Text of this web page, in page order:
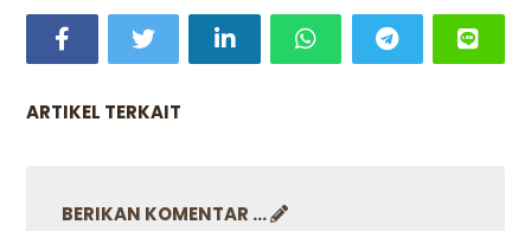
ARTIKEL TERKAIT
BERIKAN KOMENTAR ...